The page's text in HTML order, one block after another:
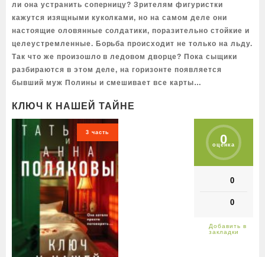
ли она устранить соперницу? Зрителям фигуристки
кажутся изящными куколками, но на самом деле они
настоящие оловянные солдатики, поразительно стойкие и
целеустремленные. Борьба происходит не только на льду.
Так что же произошло в ледовом дворце? Пока сыщики
разбираются в этом деле, на горизонте появляется
бывший муж Полины и смешивает все карты…
КЛЮЧ К НАШЕЙ ТАЙНЕ
3 часть 0
оценка
0
0